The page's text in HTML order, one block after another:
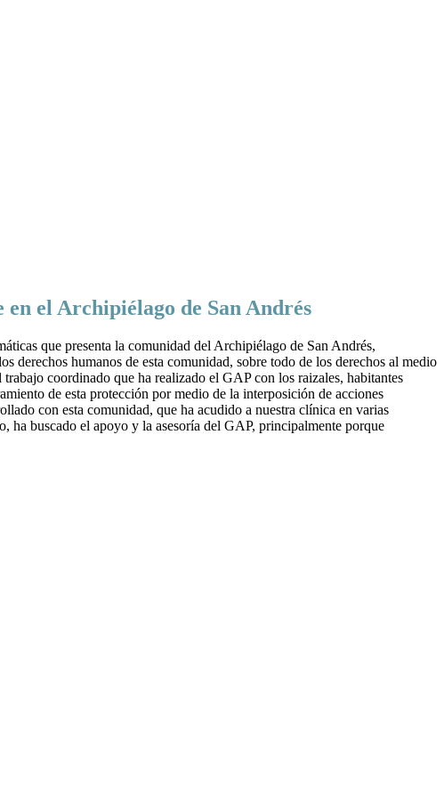
el Archipiélago de San Andrés
que presenta la comunidad del Archipiélago de San Andrés,
derechos humanos de esta comunidad, sobre todo de los derechos al medio
coordinado que ha realizado el GAP con los raizales, habitantes
de esta protección por medio de la interposición de acciones
con esta comunidad, que ha acudido a nuestra clínica en varias
ha buscado el apoyo y la asesoría del GAP, principalmente porque